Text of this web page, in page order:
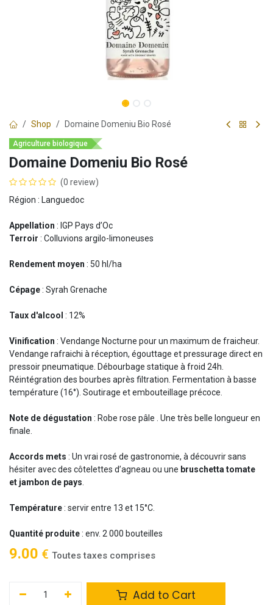
Shop Domaine Domeniu Bio Rosé
Agriculture biologique
Domaine Domeniu Bio Rosé
(0 review)
Région : Languedoc
Appellation : IGP Pays d’Oc
Terroir : Colluvions argilo-limoneuses
Rendement moyen : 50 hl/ha
Cépage: Syrah Grenache
Taux d'alcool : 12%
Vinification : Vendange Nocturne pour un maximum de fraicheur.
Vendange rafraichi à réception, égouttage et pressurage direct en
pressoir pneumatique. Débourbage statique à froid 24h.
Réintégration des bourbes après filtration. Fermentation à basse
température (16°). Soutirage et embouteillage précoce.
Note de dégustation : Robe rose pâle . Une très belle longueur en
finale.
Accords mets : Un vrai rosé de gastronomie, à découvrir sans
hésiter avec des côtelettes d’agneau ou une bruschetta tomate
et jambon de pays.
Température: servir entre 13 et 15°C.
Quantité produite: env. 2 000 bouteilles
9.00 € Toutes taxes comprises
Add to Cart